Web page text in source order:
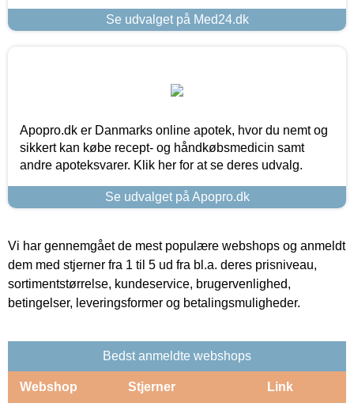
Se udvalget på Med24.dk
Apopro.dk er Danmarks online apotek, hvor du nemt og
sikkert kan købe recept- og håndkøbsmedicin samt
andre apoteksvarer. Klik her for at se deres udvalg.
Se udvalget på Apopro.dk
Vi har gennemgået de mest populære webshops og anmeldt
dem med stjerner fra 1 til 5 ud fra bl.a. deres prisniveau,
sortimentstørrelse, kundeservice, brugervenlighed,
betingelser, leveringsformer og betalingsmuligheder.
Bedst anmeldte webshops
Webshop Stjerner Link